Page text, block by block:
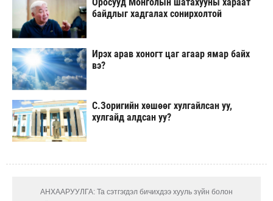
байдлыг хадгалах сонирхолтой
Ирэх арав хоногт цаг агаар ямар байх
вэ?
С.Зоригийн хөшөөг хулгайлсан уу,
хулгайд алдсан уу?
АНХААРУУЛГА: Та сэтгэгдэл бичихдээ хууль зүйн болон